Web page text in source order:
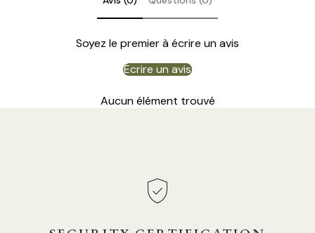
Dia 169 x H 116cm / ∅ 66,5″ x H 45,7
Soyez le premier à écrire un avis
Écrire un avis
Aucun élément trouvé